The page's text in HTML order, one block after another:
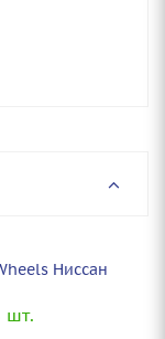
Ниссан
шт.